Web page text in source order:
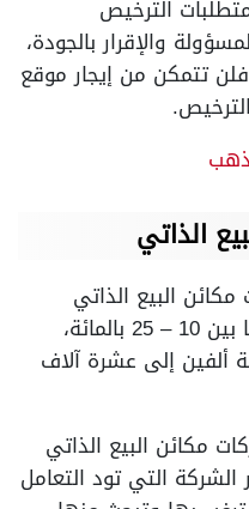
الترخيص
والإقرار بالجودة،
تتمكن من إيجار موقع
الذاتي
البيع الذاتي
بالمملكة فقد تتفاوت النسبة ما بين 10 – 25 بالمائة،
ألفين إلى عشرة آلاف
مكائن البيع الذاتي
التي تود التعامل